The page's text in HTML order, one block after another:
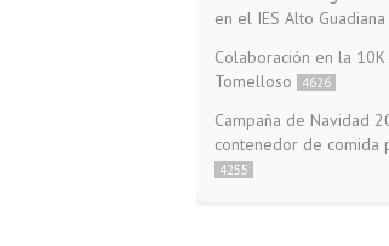
en el IES Alto Guadiana
Colaboración en la
Tomelloso
4626
Campaña de Navidad
contenedor de comida
4255